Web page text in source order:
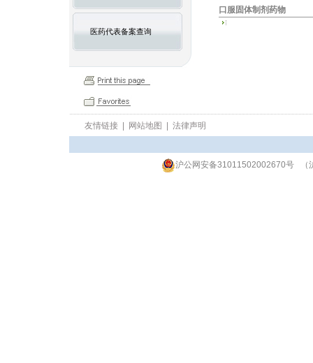
医药代表备案查询
口服固体制剂药物
友情链接 网站地图 法律声明
沪公网安备31011502002670号（